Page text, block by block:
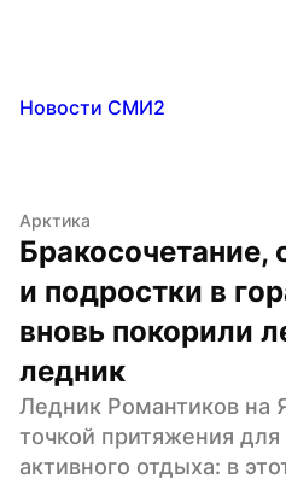
Новости СМИ2
Арктика
Бракосочетание,
и подростки в
вновь покорили
ледник
Ледник Романтиков на
точкой притяжения
активного отдыха: в